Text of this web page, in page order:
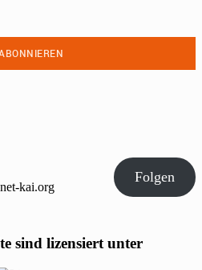
kai.org
Folgen
sind lizensiert unter